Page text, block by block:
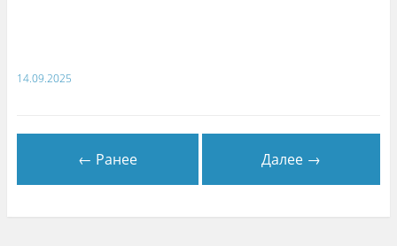
14.09.2025
← Ранее Далее →